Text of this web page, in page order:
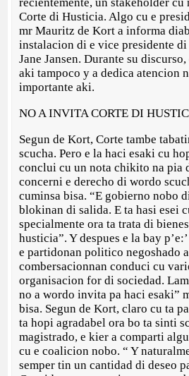
Corte di Husticia. Algo cu e
mr Mauritz de Kort a informa
instalacion di e vice presidente
Jane Jansen. Durante su discurso,
aki tampoco y a dedica atencion
importante aki.
NO A INVITA CORTE DI
Segun de Kort, Corte tambe
scucha. Pero e la haci esaki cu
conclui cu un nota chikito na pia
concerni e derecho di wordo
cuminsa bisa. “E gobierno nobo
blokinan di salida. E ta hasi esei
specialmente ora ta trata di
husticia”. Y despues e la bay
e partidonan politico negoshado
combersacionnan conduci cu
organisacion for di sociedad.
no a wordo invita pa haci esaki”
bisa. Segun de Kort, claro cu ta
ta hopi agradabel ora bo ta sinti
magistrado, e kier a comparti
cu e coalicion nobo. “ Y
semper tin un cantidad di deseo